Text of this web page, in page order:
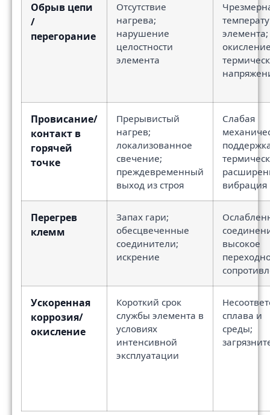
Обрыв цепи
/
перегорание
Отсутствие
нагрева;
нарушение
целостности
элемента
элемента;
Провисание/
контакт в
горячей
точке
Прерывистый
нагрев;
локализованное
свечение;
преждевременный
выход из строя
Слабая
вибрация
Перегрев
клемм
Запах гари;
обесцвеченные
соединители;
искрение
высокое
Ускоренная
коррозия/
окисление
Короткий срок
службы элемента в
условиях
интенсивной
эксплуатации
сплава и
среды;